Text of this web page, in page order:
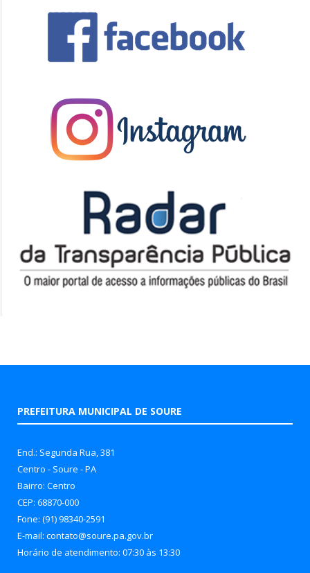
PREFEITURA MUNICIPAL DE SOURE
End.: Segunda Rua, 381
Centro - Soure - PA
Bairro: Centro
CEP: 68870-000
Fone: (91) 98340-2591
E-mail: contato@soure.pa.gov.br
Horário de atendimento: 07:30 às 13:30